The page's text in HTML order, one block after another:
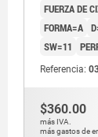
FUERZA DE
FORMA=A
SW=11
Referencia:
$360.00
más IVA.
más gastos de